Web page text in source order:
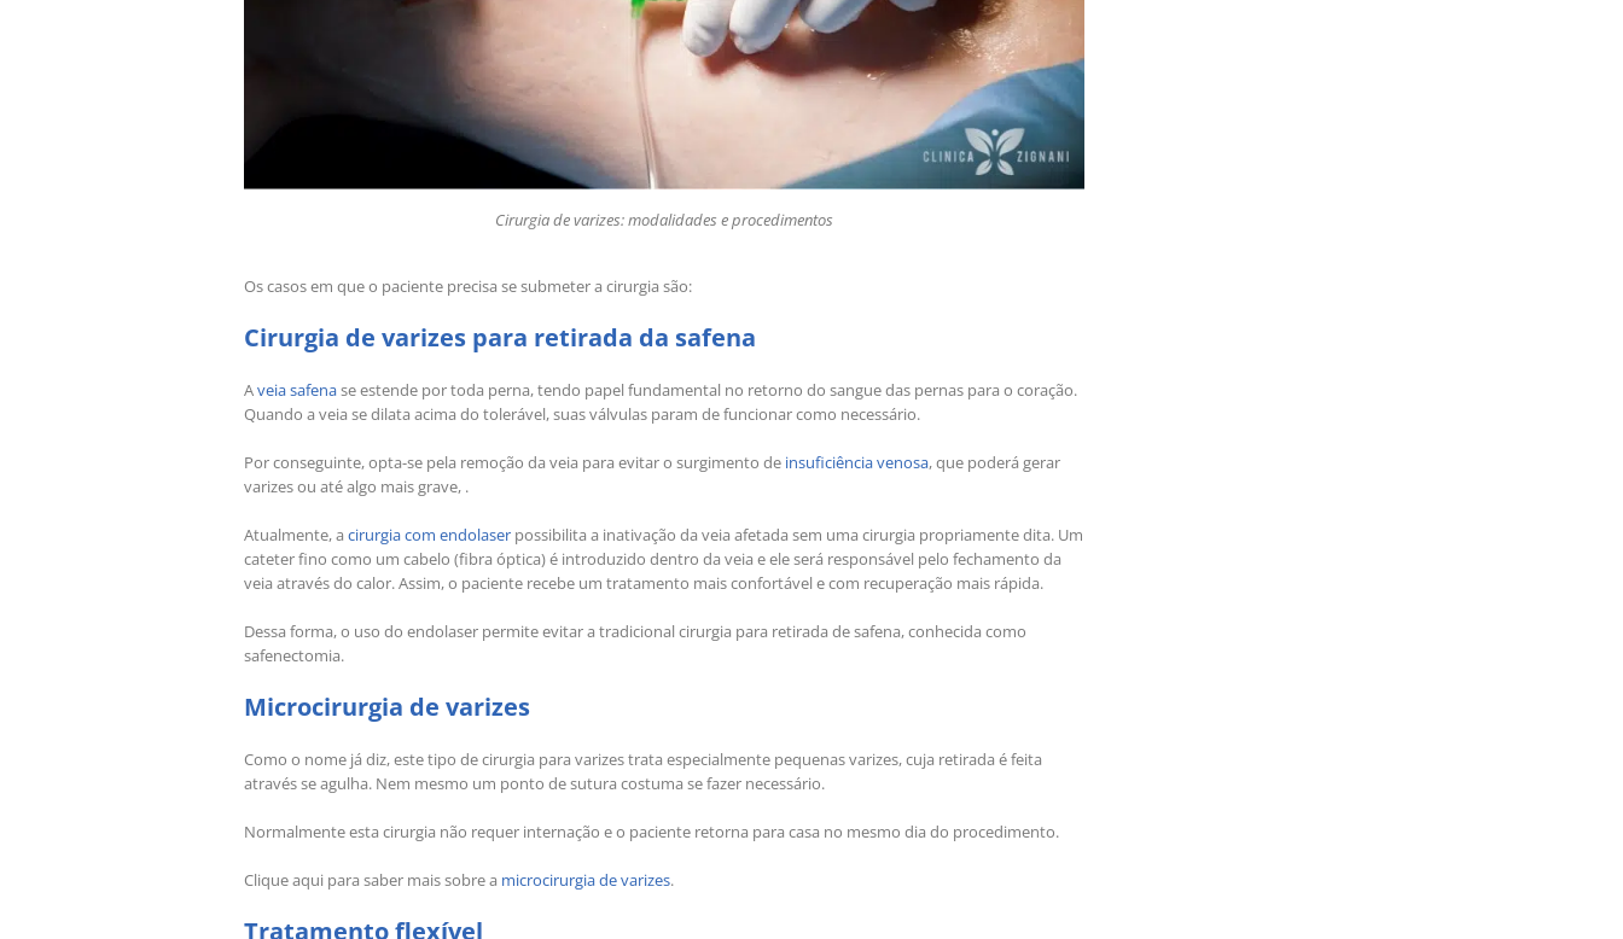
Cirurgia de varizes: modalidades e procedimentos
Os casos em que o paciente precisa se submeter a cirurgia são:
Cirurgia de varizes para retirada da safena
Aveia safenase estende por toda perna, tendo papel fundamental no retorno do sangue das pernas para o coração.
Quando a veia se dilata acima do tolerável, suas válvulas param de funcionar como necessário.
Por conseguinte, opta-se pela remoção da veia para evitar o surgimento de insuficiência venosa, que poderá gerar
varizes ou até algo mais grave, .
Atualmente, a cirurgia com endolaser possibilita a inativação da veia afetada sem uma cirurgia propriamente dita. Um
cateter fino como um cabelo (fibra óptica) é introduzido dentro da veia e ele será responsável pelo fechamento da
veia através do calor. Assim, o paciente recebe um tratamento mais confortável e com recuperação mais rápida.
Dessa forma, o uso do endolaser permite evitar a tradicional cirurgia para retirada de safena, conhecida como
safenectomia.
Microcirurgia de varizes
Como o nome já diz, este tipo de cirurgia para varizes trata especialmente pequenas varizes, cuja retirada é feita
através se agulha. Nem mesmo um ponto de sutura costuma se fazer necessário.
Normalmente esta cirurgia não requer internação e o paciente retorna para casa no mesmo dia do procedimento.
Clique aqui para saber mais sobre a microcirurgia de varizes.
Tratamento flexível